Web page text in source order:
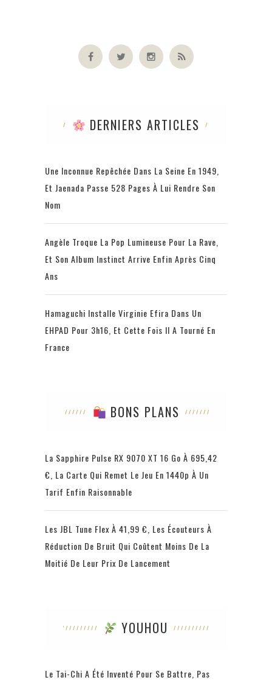
DERNIERS ARTICLES
Une Inconnue Repêchée Dans La Seine En 1949,
Et Jaenada Passe 528 Pages À Lui Rendre Son
Nom
Angèle Troque La Pop Lumineuse Pour La Rave,
Et Son Album Instinct Arrive Enfin Après Cinq
Ans
Hamaguchi Installe Virginie Efira Dans Un
EHPAD Pour 3h16, Et Cette Fois Il A Tourné En
France
BONS PLANS
La Sapphire Pulse RX 9070 XT 16 Go À 695,42
€, La Carte Qui Remet Le Jeu En 1440p À Un
Tarif Enfin Raisonnable
Les JBL Tune Flex À 41,99 €, Les Écouteurs À
Réduction De Bruit Qui Coûtent Moins De La
Moitié De Leur Prix De Lancement
YOUHOU
Le Tai-Chi A Été Inventé Pour Se Battre, Pas